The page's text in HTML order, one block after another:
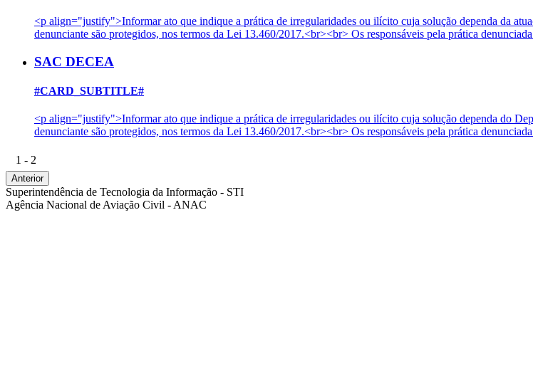
<p align="justify">Informar ato que indique a prática de irregularidades ou ilícito cuja solução dependa da
denunciante são protegidos, nos termos da Lei 13.460/2017.<br><br> Os responsáveis pela prática
SAC DECEA
#CARD_SUBTITLE#
<p align="justify">Informar ato que indique a prática de irregularidades ou ilícito cuja solução dependa do
denunciante são protegidos, nos termos da Lei 13.460/2017.<br><br> Os responsáveis pela prática
1 - 2
Anterior
Superintendência de Tecnologia da Informação - STI
Agência Nacional de Aviação Civil - ANAC